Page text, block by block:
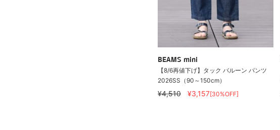
BEAMS mini
【8/6再値下げ】タック バルーン パンツ
2026SS（90～150cm）
¥4,510 ¥3,157[30%OFF]